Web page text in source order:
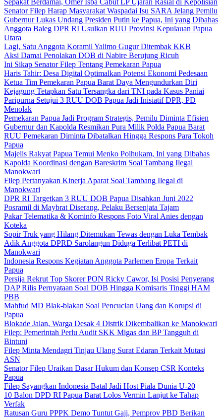
Sepakat Berdamai, Omer Isba Cabut LP Ujaran Rasial di Kepolisian
Senator Filep Harap Masyarakat Waspadai Isu SARA Jelang Pemilu
Gubernur Lukas Undang Presiden Putin ke Papua, Ini yang Dibahas
Anggota Baleg DPR RI Usulkan RUU Provinsi Kepulauan Papua
Utara
Lagi, Satu Anggota Koramil Yalimo Gugur Ditembak KKB
Aksi Damai Penolakan DOB di Nabire Berujung Ricuh
Ini Sikap Senator Filep Tentang Pemekaran Papua
Haris Tahir: Desa Digital Optimalkan Potensi Ekonomi Pedesaan
Ketua Tim Pemekaran Papua Barat Daya Mengundurkan Diri
Kejagung Tetapkan Satu Tersangka dari TNI pada Kasus Paniai
Paripurna Setujui 3 RUU DOB Papua Jadi Inisiatif DPR, PD
Menolak
Pemekaran Papua Jadi Program Strategis, Pemilu Diminta Efisien
Gubernur dan Kapolda Resmikan Pura Milik Polda Papua Barat
RUU Pemekaran Diminta Dibatalkan Hingga Respons Para Tokoh
Papua
Majelis Rakyat Papua Temui Menko Polhukam, Ini yang Dibahas
Kapolda Koordinasi dengan Bareskrim Soal Tambang Ilegal
Manokwari
Filep Pertanyakan Kinerja Aparat Soal Tambang Ilegal di
Manokwari
DPR RI Targetkan 3 RUU DOB Papua Disahkan Juni 2022
Posramil di Maybrat Diserang, Pelaku Bersenjata Tajam
Pakar Telematika & Kominfo Respons Foto Viral Anies dengan
Koteka
Sopir Truk yang Hilang Ditemukan Tewas dengan Luka Tembak
Adik Anggota DPRD Sarolangun Diduga Terlibat PETI di
Manokwari
Indonesia Respons Kegiatan Anggota Parlemen Eropa Terkait
Papua
Persija Rekrut Top Skorer PON Ricky Cawor, Isi Posisi Penyerang
DAP Rilis Pernyataan Soal DOB Hingga Komisaris Tinggi HAM
PBB
Mahfud MD Blak-blakan Soal Pencucian Uang dan Korupsi di
Papua
Blokade Jalan, Warga Desak 4 Distrik Dikembalikan ke Manokwari
Filep: Pemerintah Perlu Audit SKK Migas dan BP Tangguh di
Bintuni
Filep Minta Mendagri Tinjau Ulang Surat Edaran Terkait Mutasi
ASN
Senator Filep Uraikan Dasar Hukum dan Konsep CSR Konteks
Papua
Filep Sayangkan Indonesia Batal Jadi Host Piala Dunia U-20
10 Balon DPD RI Papua Barat Lolos Vermin Lanjut ke Tahap
Verfak
Ratusan Guru PPPK Demo Tuntut Gaji, Pemprov PBD Berikan